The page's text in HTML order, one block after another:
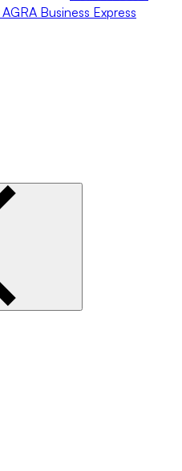
AGRA Business Express